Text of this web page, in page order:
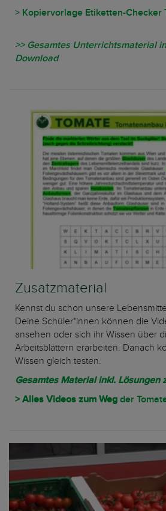
> Kopiervorlage Etiketten-Checker
>> Gesamtes Unterrichtsmaterial
Download
Zusatzmaterial
Kennst du schon unsere
Deine Schüler*innen können die
ansehen oder sich ihr Wissen über
Arbeitsblättern erarbeiten. Danach
Wissen gleich testen.
Gesamtes Material inkl. Lösungen
> Alles Videos zum Weg der